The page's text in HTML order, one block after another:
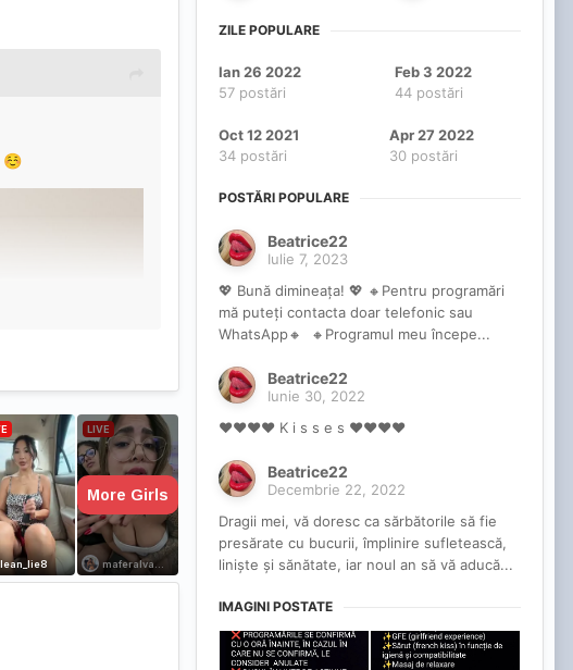
☺️
ZILE POPULARE
Ian 26 2022
57 postări
Feb 3 2022
44 postări
Oct 12 2021
34 postări
Apr 27 2022
30 postări
POSTĂRI POPULARE
Beatrice22
Iulie 7, 2023
💖 Bună dimineața! 💖 🔸Pentru programări
mă puteți contacta doar telefonic sau
WhatsApp🔸 🔸Programul meu începe...
Beatrice22
Iunie 30, 2022
❤️❤️❤️❤️ K i s s e s ❤️❤️❤️❤️
Beatrice22
Decembrie 22, 2022
Dragii mei, vă doresc ca sărbătorile să fie
presărate cu bucurii, împlinire sufletească,
liniște și sănătate, iar noul an să vă aducă...
IMAGINI POSTATE